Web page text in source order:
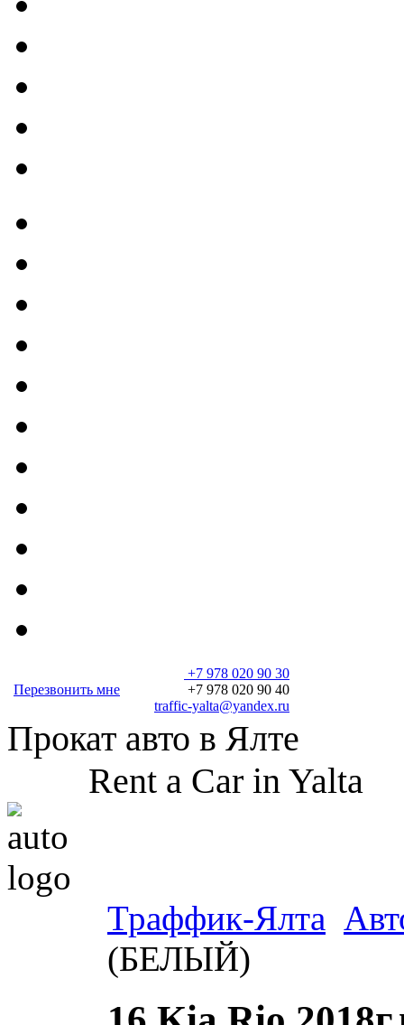
Перезвонить мне
+7 978 020 90 30
+7 978 020 90 40
traffic-yalta@yandex.ru
Прокат авто в Ялте
Rent a Car in Yalta
Траффик-Ялта
(БЕЛЫЙ)